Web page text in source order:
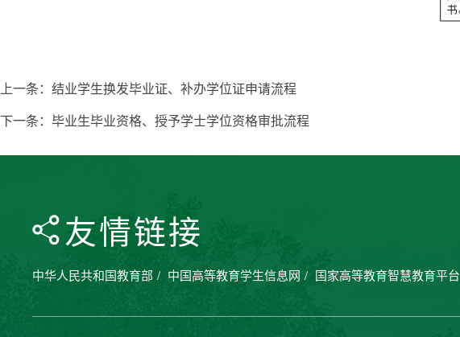
上一条： 结业学生换发毕业证、补办学位证申请流程
下一条： 毕业生毕业资格、授予学士学位资格审批流程
友情链接
中华人民共和国教育部 / 中国高等教育学生信息网 / 国家高等教育智慧教育平台